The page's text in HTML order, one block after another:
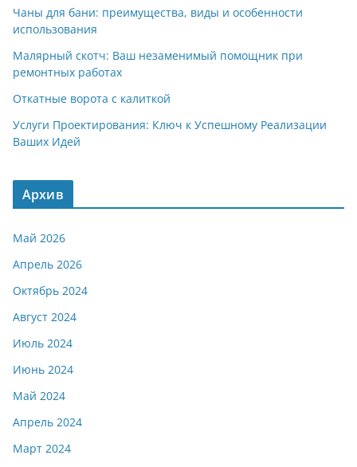
Чаны для бани: преимущества, виды и особенности
использования
Малярный скотч: Ваш незаменимый помощник при
ремонтных работах
Откатные ворота с калиткой
Услуги Проектирования: Ключ к Успешному Реализации
Ваших Идей
Архив
Май 2026
Апрель 2026
Октябрь 2024
Август 2024
Июль 2024
Июнь 2024
Май 2024
Апрель 2024
Март 2024